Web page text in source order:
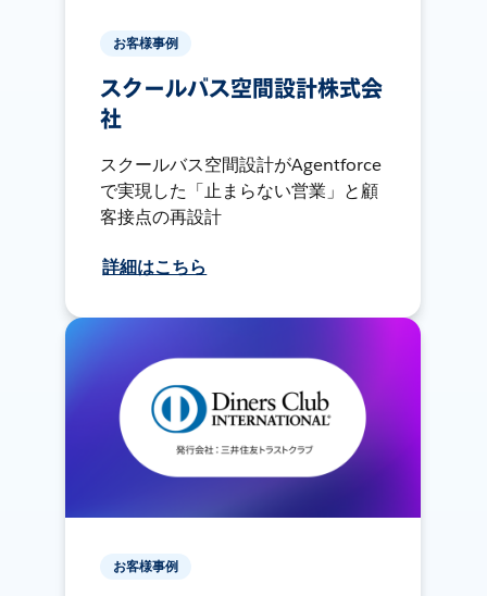
お客様事例
スクールバス空間設計株式会
社
スクールバス空間設計がAgentforce
で実現した「止まらない営業」と顧
客接点の再設計
詳細はこちら
お客様事例